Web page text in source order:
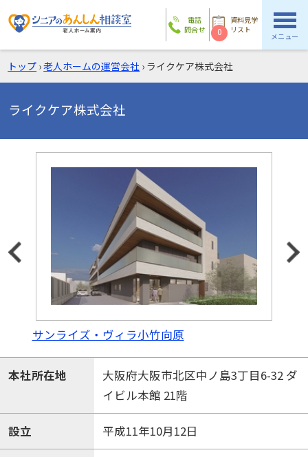
電話
問合せ
資料見学
リスト
0 メニュー
トップ ›老人ホームの運営会社 › ライクケア株式会社
ライクケア株式会社
サンライズ・ヴィラ小竹向原
本社所在地
大阪府大阪市北区中ノ島3丁目6-32 ダ
イビル本館 21階
設立 平成11年10月12日